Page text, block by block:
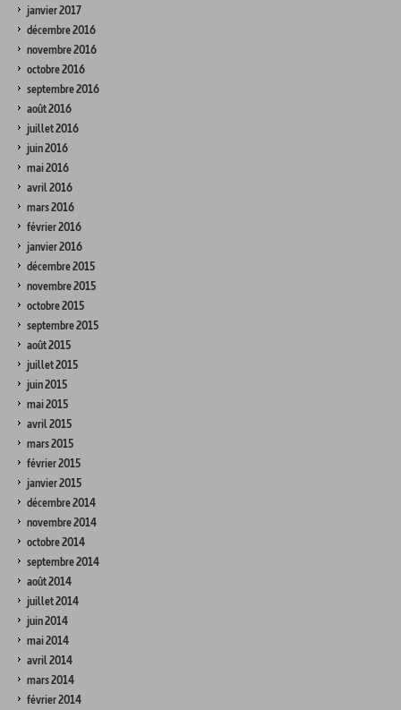
janvier 2017
décembre 2016
novembre 2016
octobre 2016
septembre 2016
août 2016
juillet 2016
juin 2016
mai 2016
avril 2016
mars 2016
février 2016
janvier 2016
décembre 2015
novembre 2015
octobre 2015
septembre 2015
août 2015
juillet 2015
juin 2015
mai 2015
avril 2015
mars 2015
février 2015
janvier 2015
décembre 2014
novembre 2014
octobre 2014
septembre 2014
août 2014
juillet 2014
juin 2014
mai 2014
avril 2014
mars 2014
février 2014